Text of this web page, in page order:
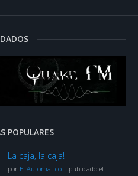
POPULARES
La caja, la caja!
por El Automático | publicado el